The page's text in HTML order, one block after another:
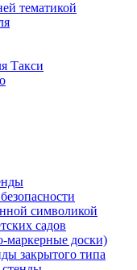
тематикой
Такси
символикой
садов
маркерные доски)
закрытого типа